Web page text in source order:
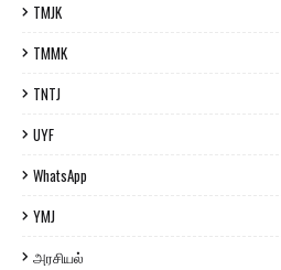
TMJK
TMMK
TNTJ
UYF
WhatsApp
YMJ
அரசியல்